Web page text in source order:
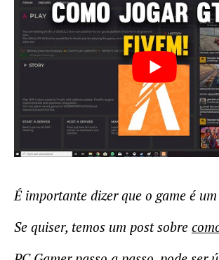
É importante dizer que o game é
Se quiser, temos um post sobre